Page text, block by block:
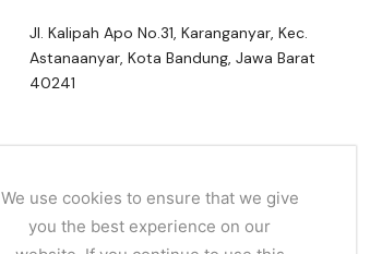
Jl. Kalipah Apo No.31, Karanganyar, Kec.
Astanaanyar, Kota Bandung, Jawa Barat
40241
We use cookies to ensure that we give
you the best experience on our